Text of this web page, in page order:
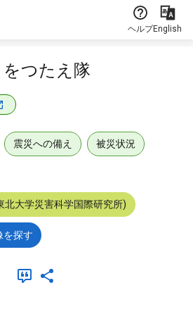
ヘルプEnglish
をつたえ隊
震災への備え 被災状況
北大学災害科学国際研究所)
を探す